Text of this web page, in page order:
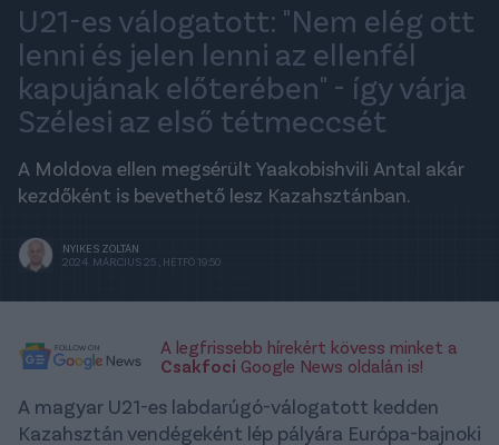
U21-es válogatott: "Nem elég ott
lenni és jelen lenni az ellenfél
kapujának előterében" - így várja
Szélesi az első tétmeccsét
A Moldova ellen megsérült Yaakobishvili Antal akár
kezdőként is bevethető lesz Kazahsztánban.
NYIKES ZOLTÁN
2024. MÁRCIUS 25., HÉTFŐ 19:50
A legfrissebb hírekért kövess minket a
Csakfoci Google News oldalán is!
A magyar U21-es labdarúgó-válogatott kedden
Kazahsztán vendégeként lép pályára Európa-bajnoki